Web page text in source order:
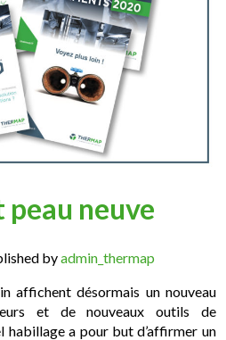
neuve
byadmin_thermap
affichent désormais un nouveau
et de nouveaux outils de
habillage a pour but d’affirmer un